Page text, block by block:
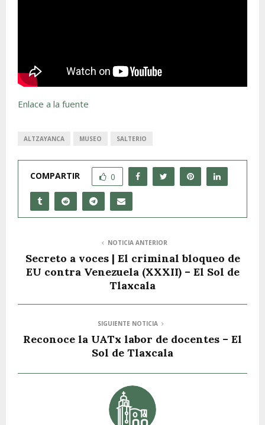
Enlace a la fuente
ALTZAYANCA MUSEO SALTERIO
COMPARTIR 0
NOTICIA ANTERIOR
Secreto a voces | El criminal bloqueo de
EU contra Venezuela (XXXII) – El Sol de
Tlaxcala
SIGUIENTE NOTICIA
Reconoce la UATx labor de docentes – El
Sol de Tlaxcala